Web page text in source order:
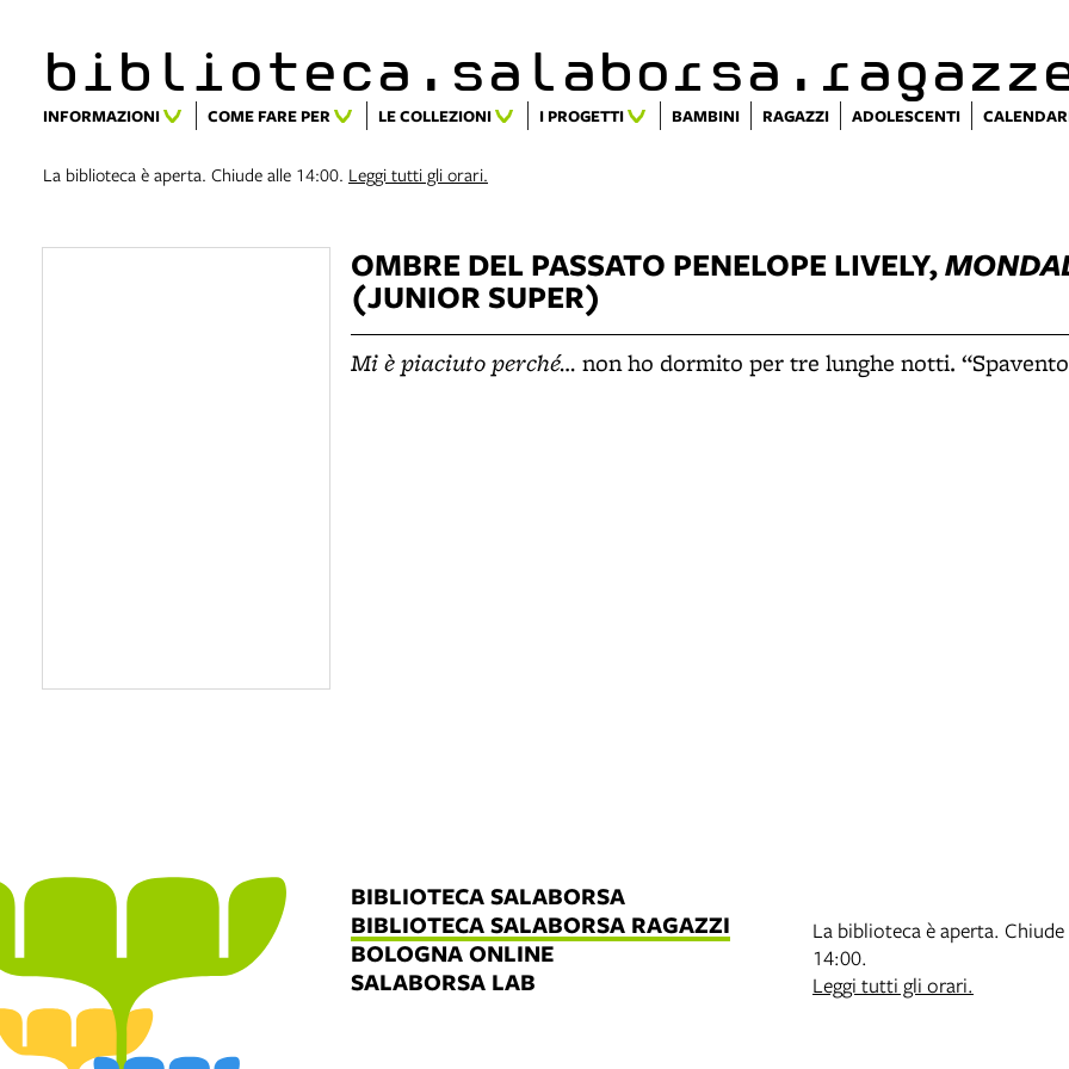
biblioteca.​salaborsa.ragazz
INFORMAZIONI COME FARE PER LE COLLEZIONI I PROGETTI BAMBINI RAGAZZI ADOLESCENTI
La biblioteca è aperta. Chiude alle 14:00. Leggi tutti gli orari.
OMBRE DEL PASSATO PENELOPE LIVELY,
(JUNIOR SUPER)
Mi è piaciuto perché… non ho dormito per tre lunghe notti.
BIBLIOTECA SALABORSA
BIBLIOTECA SALABORSA RAGAZZI
BOLOGNA ONLINE
SALABORSA LAB
La biblioteca è aperta. Chiude
14:00.
Leggi tutti gli orari.